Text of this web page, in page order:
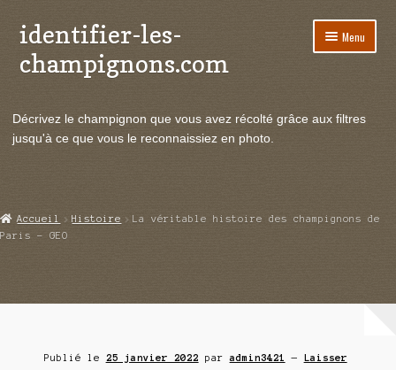
Aller
à
la
Aller
au
contenu
identifier-les-
champignons.com
Menu
le
Actualités
menu
Echanges et contacts
Ouvrir
Décrivez le champignon que vous avez récolté grâce aux filtres
jusqu'à ce que vous le reconnaissiez en photo.
Accueil Histoire
La véritable histoire des champignons de
Paris – GEO
Publié le 25 janvier 2022 paradmin3421 — Laisser